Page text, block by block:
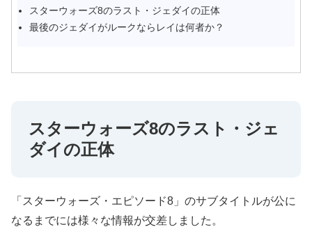
スターウォーズ8のラスト・ジェダイの正体
最後のジェダイがルークならレイは何者か？
スターウォーズ8のラスト・ジェ
ダイの正体
「スターウォーズ・エピソード8」のサブタイトルが公に
なるまでには様々な情報が交差しました。